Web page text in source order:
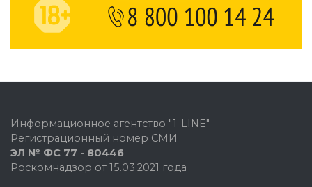
Информационное агентство "1-LINE"
Регистрационный номер СМИ
ЭЛ № ФС 77 - 80446
Роскомнадзор от 15.03.2021 года